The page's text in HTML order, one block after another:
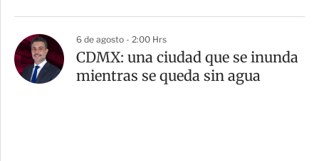
6 de agosto - 2:00 Hrs
CDMX: una ciudad que se inunda
mientras se queda sin agua